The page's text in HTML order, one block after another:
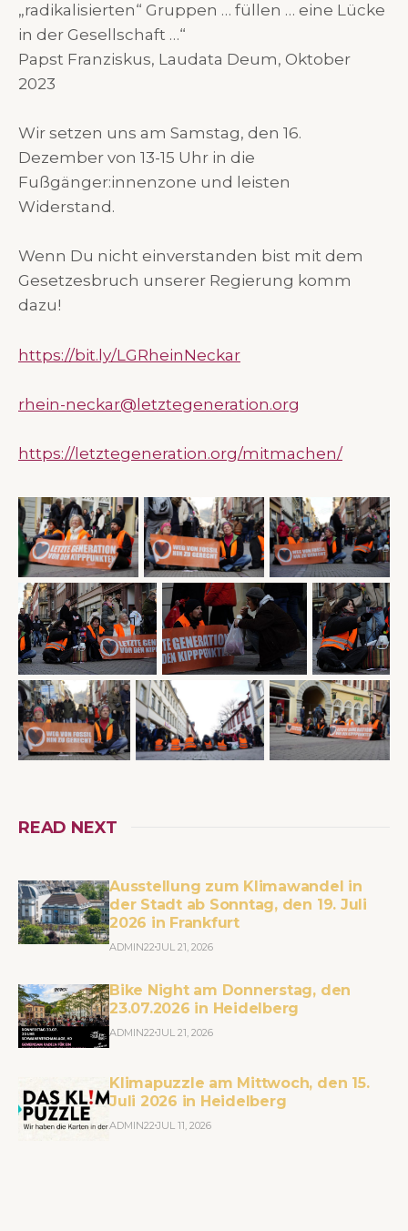
„radikalisierten“ Gruppen … füllen … eine Lücke
in der Gesellschaft …“
Papst Franziskus, Laudata Deum, Oktober
2023
Wir setzen uns am Samstag, den 16.
Dezember von 13-15 Uhr in die
Fußgänger:innenzone und leisten
Widerstand.
Wenn Du nicht einverstanden bist mit dem
Gesetzesbruch unserer Regierung komm
dazu!
https://bit.ly/LGRheinNeckar
rhein-neckar@letztegeneration.org
https://letztegeneration.org/mitmachen/
READ NEXT
Ausstellung zum Klimawandel in
der Stadt ab Sonntag, den 19. Juli
2026 in Frankfurt
ADMIN22 JUL 21, 2026
Bike Night am Donnerstag, den
23.07.2026 in Heidelberg
ADMIN22 JUL 21, 2026
Klimapuzzle am Mittwoch, den 15.
Juli 2026 in Heidelberg
ADMIN22 JUL 11, 2026